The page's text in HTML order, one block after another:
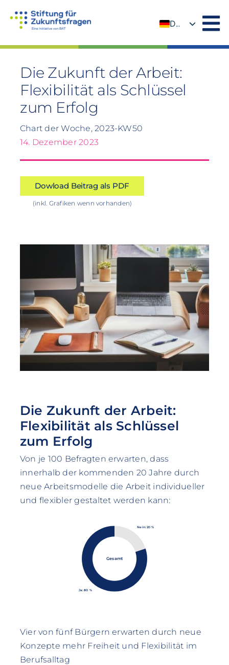
Inhalt
DE
Die Zukunft der Arbeit:
Flexibilität als Schlüssel
zum Erfolg
Chart der Woche, 2023-KW50
14. Dezember 2023
Dowload Beitrag als PDF
(inkl. Grafiken wenn vorhanden)
Die Zukunft der Arbeit:
Flexibilität als Schlüssel
zum Erfolg
Von je 100 Befragten erwarten, dass
innerhalb der kommenden 20 Jahre durch
neue Arbeitsmodelle die Arbeit individueller
und flexibler gestaltet werden kann:
Nein: 20 %
Ja: 80 %
Gesamt
Vier von fünf Bürgern erwarten durch neue
Konzepte mehr Freiheit und Flexibilität im
Berufsalltag